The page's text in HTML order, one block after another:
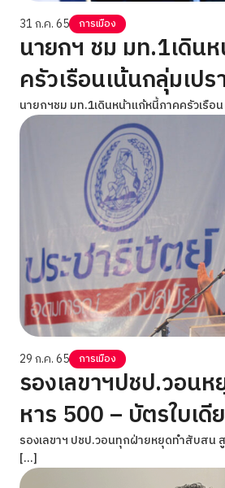
31 ก.ค. 65 การเมือง
นายกฯ ชม มท.1เดิน
ครัวเรือนเน้นกลุ่มเปร
นายกฯชม มท.1เดินหน้าแก้หนี้ภาคครัวเรื
29 ก.ค. 65 การเมือง
รองเลขาฯปชป.วอน
หาร 500 – บัตรใบเดี
รองเลขาฯ ปชป.วอนทุกฝ่ายหยุดทำสับสน
[…]